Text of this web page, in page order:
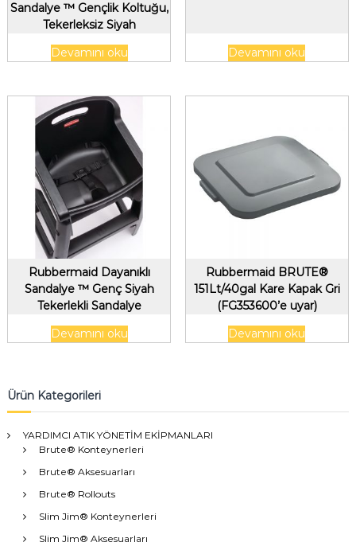
Sandalye ™ Gençlik Koltuğu,
Tekerleksiz Siyah
Devamını oku
Devamını oku
Rubbermaid Dayanıklı
Sandalye ™ Genç Siyah
Tekerlekli Sandalye
Devamını oku
Rubbermaid BRUTE®
151Lt/40gal Kare Kapak Gri
(FG353600’e uyar)
Devamını oku
Ürün Kategorileri
YARDIMCI ATIK YÖNETİM EKİPMANLARI
Brute® Konteynerleri
Brute® Aksesuarları
Brute® Rollouts
Slim Jim® Konteynerleri
Slim Jim® Aksesuarları